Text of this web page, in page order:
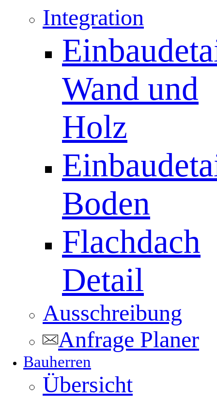
Integration
Wand und
Holz
Boden
Flachdach
Detail
Ausschreibung
Anfrage Planer
Bauherren
Übersicht